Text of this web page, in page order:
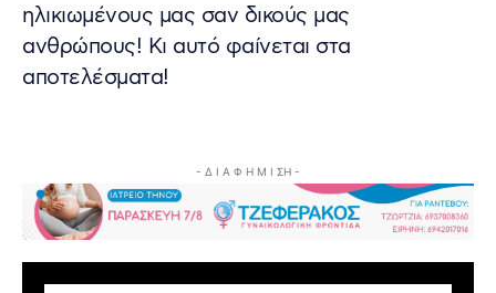
ηλικιωμένους μας σαν δικούς μας
ανθρώπους! Κι αυτό φαίνεται στα
αποτελέσματα!
- Δ Ι Α Φ Η Μ Ι ΣΗ -